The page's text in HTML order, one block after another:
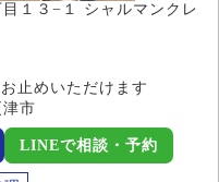
１３−１ シャルマンクレ
止めいただけます
市
LINEで相談・予約